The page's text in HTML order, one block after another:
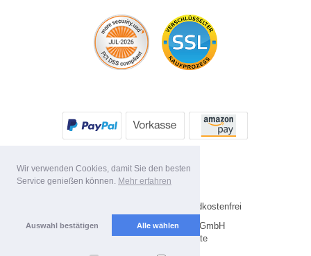
Wir verwenden Cookies, damit Sie den besten
Service genießen können. Mehr erfahren
Auswahl bestätigen Alle wählen
* Alle Preise inkl. MwSt. Versandkostenfrei
Copyright 2026 by Future-X GmbH
Mobile Shop by Shopgate